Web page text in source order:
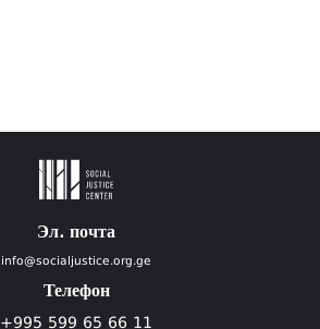
Эл. почта
info@socialjustice.org.ge
Телефон
+995 599 65 66 11